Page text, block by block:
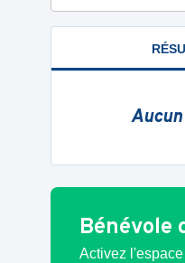
Bénévole
Activez